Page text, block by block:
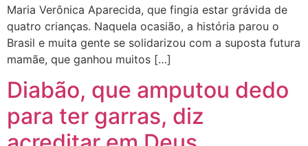
Maria Verônica Aparecida, que fingia estar grávida de
quatro crianças. Naquela ocasião, a história parou o
Brasil e muita gente se solidarizou com a suposta futura
mamãe, que ganhou muitos […]
Diabão, que amputou dedo
para ter garras, diz